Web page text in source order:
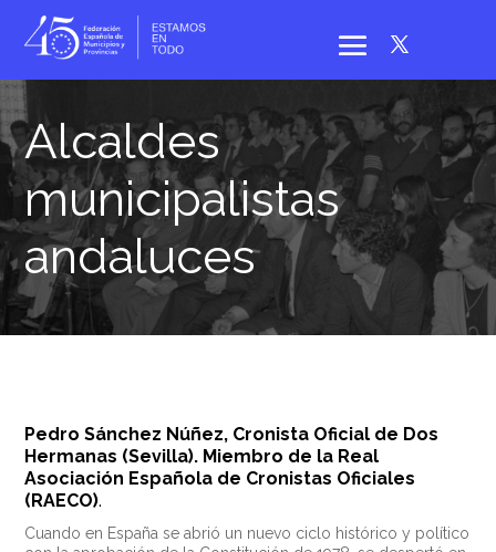
Alcaldes
municipalistas
andaluces
Pedro Sánchez Núñez, Cronista Oficial de Dos
Hermanas (Sevilla). Miembro de la Real
Asociación Española de Cronistas Oficiales
(RAECO).
Cuando en España se abrió un nuevo ciclo histórico y político